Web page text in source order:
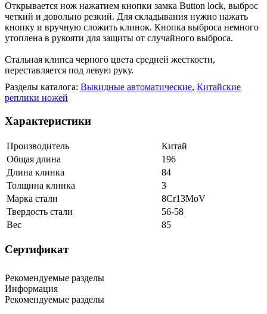
Открывается нож нажатием кнопки замка Button lock, выброс
четкий и довольно резкий. Для складывания нужно нажать
кнопку и вручную сложить клинок. Кнопка выброса немного
утоплена в рукояти для защиты от случайного выброса.
Стальная клипса черного цвета средней жесткости,
переставляется под левую руку.
Разделы каталога: Выкидные автоматические, Китайские
реплики ножей
Характеристики
Производитель
Китай
Общая длина
196
Длина клинка
84
Толщина клинка
3
Марка стали
8Cr13MoV
Твердость стали
56-58
Вес
85
Сертификат
Рекомендуемые разделы
Информация
Рекомендуемые разделы